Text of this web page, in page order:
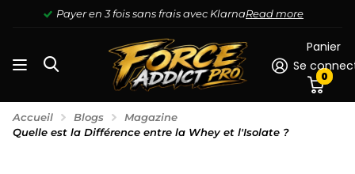
Payer en 3 fois sans frais avec KlarnaRead more
Se
Panier
0
Accueil Blogs
Magazine
Quelle est la Différence entre la Whey et l'Isolate ?